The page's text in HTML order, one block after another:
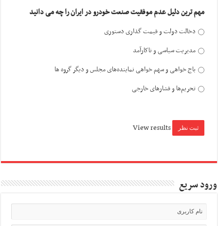
مهم ترین دلیل عدم موفقیت صنعت خودرو در ایران را چه می دانید
دخالت دولت و قیمت گذاری دستوری
مدیریت سیاسی و ناکارآمد
باج خواهی و سهم خواهی نماینده‌های مجلس و دیگر گروه ها
تحریم‌ها و فشارهای خارجی
View results
ورود سریع